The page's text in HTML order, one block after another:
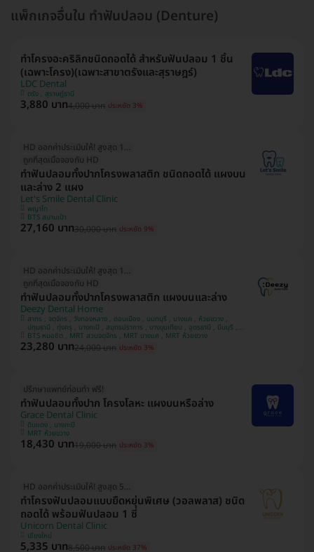
แพ็กเกจอื่นใน ทำฟันปลอม (Denture)
ทำโครงอะคริลิกชนิดถอดได้ สำหรับฟันปลอม 1 ชิ้น
(เฉพาะโครง)(เฉพาะสาขาตรังและสุราษฎร์)
LDC Dental
ตรัง , สุราษฎ์ธานี
3,880 บาท4,000 บาท ประหยัด 3%
HD ออกค่าประเมินให้! สูงสุด 1500 บ.
ถูกที่สุดเมื่อจองกับ HD
ทำฟันปลอมทั้งปากโครงพลาสติก ชนิดถอดได้ แผงบน
และล่าง 2 แผง
Let's Smile Dental Clinic
พญาไท
BTS สนามเป้า
27,160 บาท30,000 บาท ประหยัด 9%
HD ออกค่าประเมินให้! สูงสุด 1500 บ.
ถูกที่สุดเมื่อจองกับ HD
ทำฟันปลอมทั้งปากโครงพลาสติก แผงบนและล่าง
Deezy Dental Home
สาทร , จตุจักร , วังทองหลาง , ดอนเมือง , นนทบุรี , บางแค , ห้วยขวาง ,
ปทุมธานี , ทุ่งครุ , บางกะปิ , สมุทรปราการ , บางขุนเทียน , อุดรธานี , มีนบุรี ,
ขอนแก่น , อุบลราชธานี , บางรัก BTS หมอชิต , MRT สวนจตุจักร , MRT บางแค , MRT ห้วยขวาง
23,280 บาท24,000 บาท ประหยัด 3%
ปรึกษาแพทย์ก่อนทำ ฟรี!
ทำฟันปลอมทั้งปาก โครงโลหะ แผงบนหรือล่าง
Grace Dental Clinic
ดินแดง , บางกะปิ
MRT ห้วยขวาง
18,430 บาท19,000 บาท ประหยัด 3%
HD ออกค่าประเมินให้! สูงสุด 500 บ.
ทำโครงฟันปลอมแบบยืดหยุ่นพิเศษ (วอลพลาส) ชนิด
ถอดได้ พร้อมฟันปลอม 1 ซี่
Unicorn Dental Clinic
เชียงใหม่
5,335 บาท8,500 บาท ประหยัด 37%